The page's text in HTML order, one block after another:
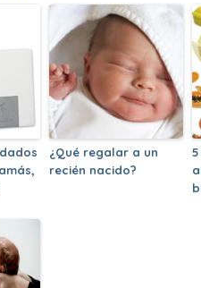
¿Qué regalar a un
recién nacido?